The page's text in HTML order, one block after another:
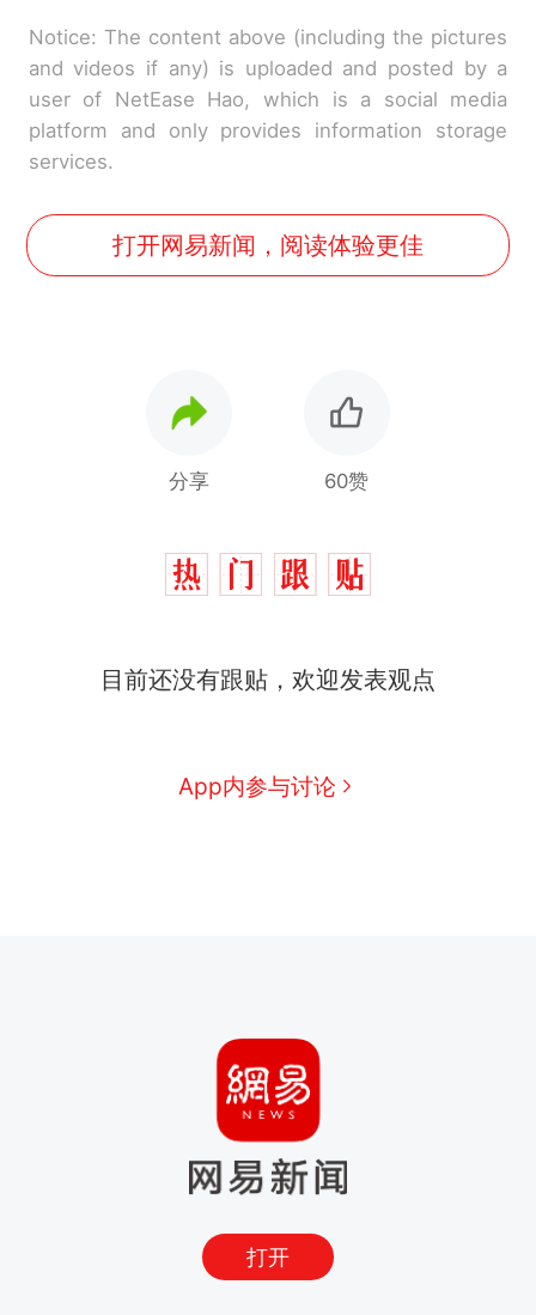
Notice: The content above (including the pictures
and videos if any) is uploaded and posted by a
user of NetEase Hao, which is a social media
platform and only provides information storage
services.
打开网易新闻，阅读体验更佳
分享 60赞
目前还没有跟贴，欢迎发表观点
App内参与讨论
打开